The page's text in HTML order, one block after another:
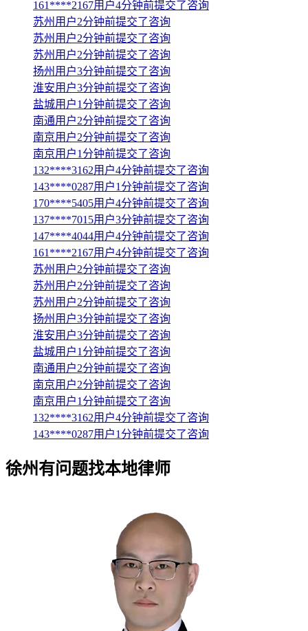
161****2167用户4分钟前提交了咨询
苏州用户2分钟前提交了咨询
苏州用户2分钟前提交了咨询
苏州用户2分钟前提交了咨询
扬州用户3分钟前提交了咨询
淮安用户3分钟前提交了咨询
盐城用户1分钟前提交了咨询
南通用户2分钟前提交了咨询
南京用户2分钟前提交了咨询
南京用户1分钟前提交了咨询
132****3162用户4分钟前提交了咨询
143****0287用户1分钟前提交了咨询
170****5405用户4分钟前提交了咨询
137****7015用户3分钟前提交了咨询
147****4044用户4分钟前提交了咨询
161****2167用户4分钟前提交了咨询
苏州用户2分钟前提交了咨询
苏州用户2分钟前提交了咨询
苏州用户2分钟前提交了咨询
扬州用户3分钟前提交了咨询
淮安用户3分钟前提交了咨询
盐城用户1分钟前提交了咨询
南通用户2分钟前提交了咨询
南京用户2分钟前提交了咨询
南京用户1分钟前提交了咨询
132****3162用户4分钟前提交了咨询
143****0287用户1分钟前提交了咨询
徐州有问题找本地律师